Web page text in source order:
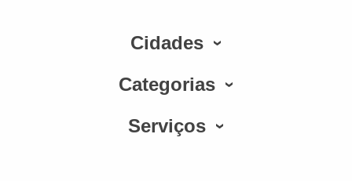
Cidades
Categorias
Serviços